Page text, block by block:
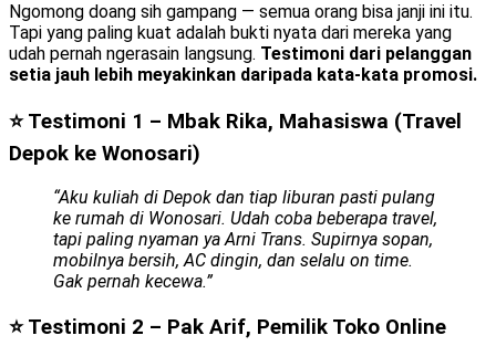
Ngomong doang sih gampang — semua orang bisa janji ini itu.
Tapi yang paling kuat adalah bukti nyata dari mereka yang
udah pernah ngerasain langsung. Testimoni dari pelanggan
setia jauh lebih meyakinkan daripada kata-kata promosi.
⭐ Testimoni 1 – Mbak Rika, Mahasiswa (Travel
Depok ke Wonosari)
“Aku kuliah di Depok dan tiap liburan pasti pulang
ke rumah di Wonosari. Udah coba beberapa travel,
tapi paling nyaman ya Arni Trans. Supirnya sopan,
mobilnya bersih, AC dingin, dan selalu on time.
Gak pernah kecewa.”
⭐ Testimoni 2 – Pak Arif, Pemilik Toko Online